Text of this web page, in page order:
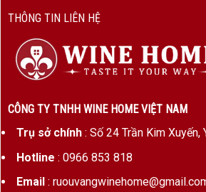
Tết Trung Thu là một trong những dịp lễ
nhiều ý nghĩa trong văn hóa Á Đông.
điểm gia đình sum họp mà còn là dịp
tác và khách hàng trao gửi những món
gắn kết và lời chúc tốt đẹp.
Trong những năm gần đây, bánh Trung
còn đơn thuần là món bánh truyền thống
tượng của những món quà sang trọng.
bánh vàrượu vang nhập khẩu
tặng được nhiều doanh nghiệp và khách
THÔNG TIN LIÊN HỆ
CÔNG TY TNHH WINE HOME VIỆT NAM
Trụ sở chính: Số 24 Trần Kim Xuyến,
Hotline : 0966 853 818
Email: